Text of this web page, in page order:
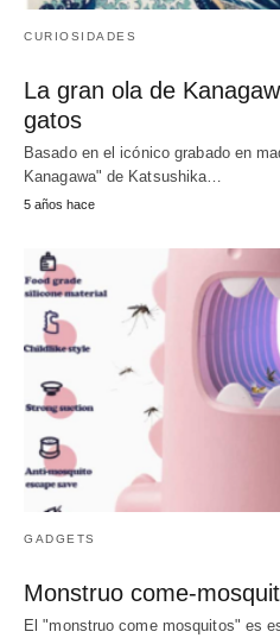
CURIOSIDADES
La gran ola de
gatos
Basado en el icónico grabado en
Kanagawa" de Katsushika…
5 años hace
GADGETS
Monstruo come-
El "monstruo come mosquitos" es